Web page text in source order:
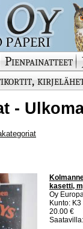
Pienpainatteet
-
kasetti,
Oy
Kunto:
20.00 €